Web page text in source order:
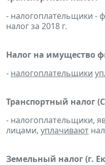
- налогоплательщики -
налог за 2018 г.
Налог на имущество
- налогоплательщики
Транспортный налог
- налогоплательщики,
лицами, уплачивают
Земельный налог (г.